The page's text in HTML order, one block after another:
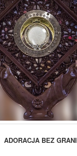
ADORACJA BEZ